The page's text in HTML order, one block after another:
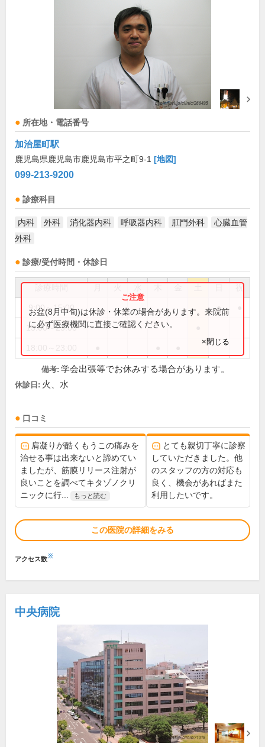
所在地・電話番号
加治屋町駅
鹿児島県鹿児島市鹿児島市平之町9-1 [地図]
099-213-9200
診療科目
内科 外科 消化器内科 呼吸器内科 肛門外科
心臓血管
外科
診療/受付時間・休診日
祝
9:00～15:00 ●
15:00～23:00
お盆(8月中旬)は休診・休業の場合があります。来院前
に必ず医療機関に直接ご確認ください。
×閉じる
備考: 学会出張等でお休みする場合があります。
休診日: 火、水
口コミ
肩凝りが酷くもうこの痛みを
治せる事は出来ないと諦めてい
ましたが、筋膜リリース注射が
良いことを調べてキタゾノクリ
ニックに行...
もっと読む
とても親切丁寧に診察
していただきました。他
のスタッフの方の対応も
良く、機会があればまた
利用したいです。
この医院の詳細をみる
アクセス数※
中央病院